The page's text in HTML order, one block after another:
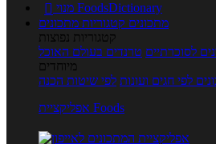

מנוי FoodsDictionary
מתכונים קטגוריות מתכונים
קטגוריות נפוצות
לסוכרתיים טרנדים בעולם האוכל
מיוחדים
לפי חגים ועונות לפי שיטות הכנה
אפליקציית Foods